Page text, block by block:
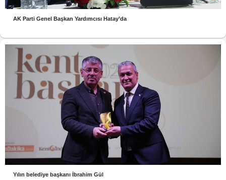
AK Parti Genel Başkan Yardımcısı Hatay’da
Yılın belediye başkanı İbrahim Gül